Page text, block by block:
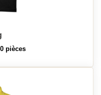
pièces